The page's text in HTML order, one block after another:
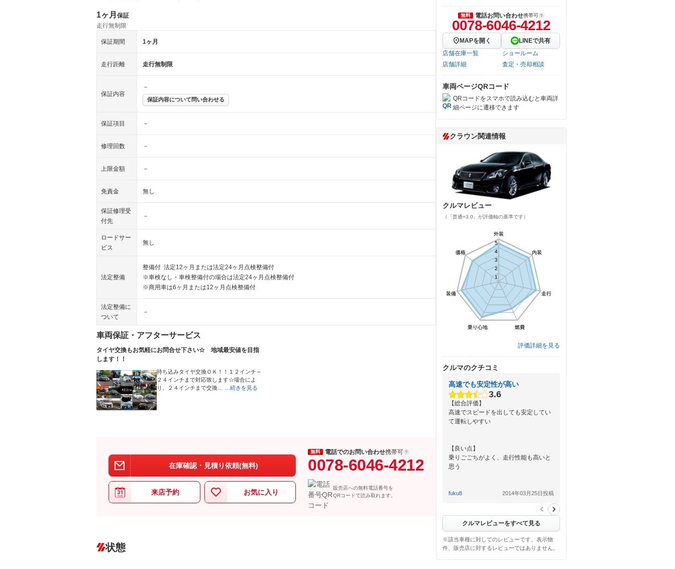
1ヶ月 保証
走行無制限
保証期間 1ヶ月
走行距離 走行無制限
保証内容
－
保証内容について問い合わせる
保証項目 －
修理回数 －
上限金額 －
免責金 無し
保証修理受
付先
－
ロードサー
ビス
無し
法定整備
整備付 法定12ヶ月または法定24ヶ月点検整備付
※車検なし・車検整備付の場合は法定24ヶ月点検整備付
※商用車は6ヶ月または12ヶ月点検整備付
法定整備に
ついて
－
車両保証・アフターサービス
タイヤ交換もお気軽にお問合せ下さい☆ 地域最安値を目指
します！！
持ち込みタイヤ交換ＯＫ！！１２インチ～
２４インチまで対応致します☆場合によ
り、２４インチまで交換…
…続きを見る
在庫確認・見積り依頼(無料)
来店予約 お気に入り
無料 電話でのお問い合わせ携帯可
0078-6046-4212
販売店への無料電話番号を
QRコードで読み取れます。
状態
無料 電話お問い合わせ携帯可
0078-6046-4212
MAPを開く
LINEで共有
店舗在庫一覧
ショールーム
店舗詳細
査定・売却相談
車両ページQRコード
QRコードをスマホで読み込むと車両詳
細ページに遷移できます
クラウン関連情報
クルマレビュー
（「普通=3.0」が評価軸の基準です）
外装
内装
走行
燃費
乗り心地
装備
価格
1
2
3
4
5
外装
内装
走行
燃費
乗り心地
装備
価格
1
2
3
4
5
評価詳細を見る
クルマのクチコミ
高速でも安定性が高い
3.6
【総合評価】
高速でスピードを出しても安定してい
て運転しやすい
【良い点】
乗りごごちがよく、走行性能も高いと
思う
【悪い点】
デザインがいまいちかな。それと燃費
が悪い
fuku8 2014年03月25日投稿
クルマレビューをすべて見る
※該当車種に対してのレビューです。表示物
件、販売店に対するレビューではありません。